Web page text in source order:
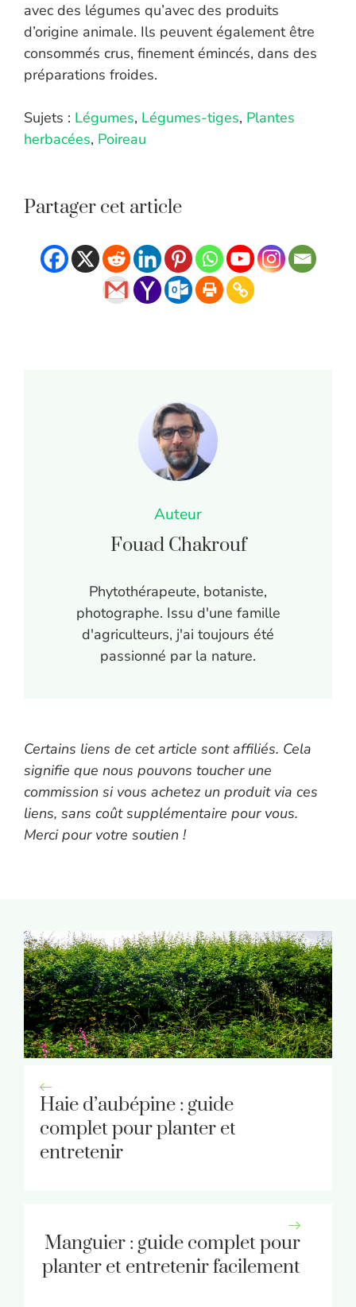
avec des légumes qu’avec des produits
d’origine animale. Ils peuvent également être
consommés crus, finement émincés, dans des
préparations froides.
Sujets : Légumes, Légumes-tiges, Plantes
herbacées, Poireau
Partager cet article
Auteur
Fouad Chakrouf
Phytothérapeute, botaniste,
photographe. Issu d'une famille
d'agriculteurs, j'ai toujours été
passionné par la nature.
Certains liens de cet article sont affiliés. Cela
signifie que nous pouvons toucher une
commission si vous achetez un produit via ces
liens, sans coût supplémentaire pour vous.
Merci pour votre soutien !
Haie d’aubépine : guide
complet pour planter et
entretenir
Manguier : guide complet pour
planter et entretenir facilement